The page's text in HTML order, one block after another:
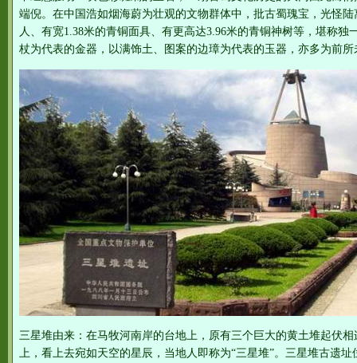
端倪。在中国浩如烟海蔚为壮观的文物群体中，批古蜀瑰宝，光怪
人、有宽1.38米的青铜面具、有更高达3.96米的青铜神树等，堪称独
杖为代表的金器，以满饰土、图案的边璋为代表的玉器，亦多为前
三星堆由来：在马牧河南岸的台地上，原有三个巨大的黄土堆起伏
上，看上去宛如天空的星辰，当地人即称为“三星堆”。三星堆古遗